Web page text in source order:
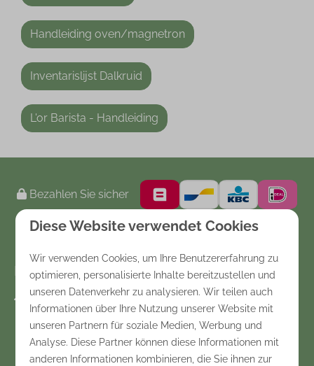
Handleiding oven/magnetron
Inventarislijst Dalkruid
L'or Barista - Handleiding
Bezahlen Sie sicher
Kontakt
Nederland
Diese Website verwendet Cookies
Wir verwenden Cookies, um Ihre Benutzererfahrung zu
optimieren, personalisierte Inhalte bereitzustellen und
unseren Datenverkehr zu analysieren. Wir teilen auch
Informationen über Ihre Nutzung unserer Website mit
unseren Partnern für soziale Medien, Werbung und
Analyse. Diese Partner können diese Informationen mit
anderen Informationen kombinieren, die Sie ihnen zur